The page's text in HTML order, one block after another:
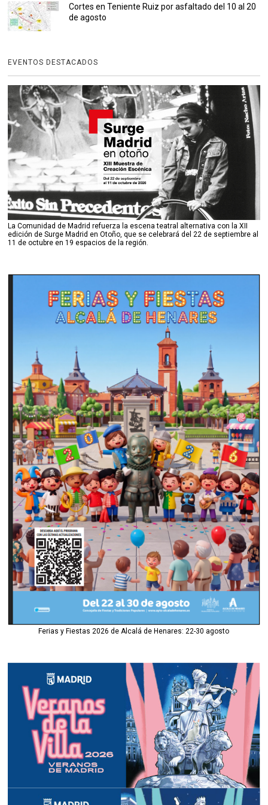
Cortes en Teniente Ruiz por asfaltado del 10 al 20
de agosto
EVENTOS DESTACADOS
La Comunidad de Madrid refuerza la escena teatral alternativa con la XII
edición de Surge Madrid en Otoño, que se celebrará del 22 de septiembre al
11 de octubre en 19 espacios de la región.
Ferias y Fiestas 2026 de Alcalá de Henares: 22-30 agosto